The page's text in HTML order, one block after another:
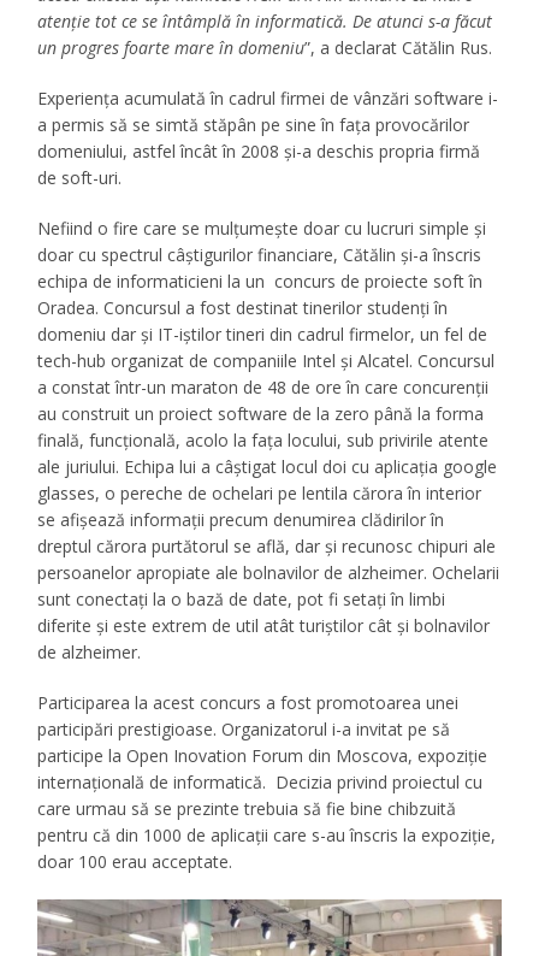
atenţie tot ce se întâmplă în informatică. De atunci s-a făcut
un progres foarte mare în domeniu”, a declarat Cătălin Rus.
Experienţa acumulată în cadrul firmei de vânzări software i-
a permis să se simtă stăpân pe sine în faţa provocărilor
domeniului, astfel încât în 2008 şi-a deschis propria firmă
de soft-uri.
Nefiind o fire care se mulţumeşte doar cu lucruri simple şi
doar cu spectrul câştigurilor financiare, Cătălin şi-a înscris
echipa de informaticieni la un concurs de proiecte soft în
Oradea. Concursul a fost destinat tinerilor studenţi în
domeniu dar şi IT-iştilor tineri din cadrul firmelor, un fel de
tech-hub organizat de companiile Intel şi Alcatel. Concursul
a constat într-un maraton de 48 de ore în care concurenţii
au construit un proiect software de la zero până la forma
finală, funcţională, acolo la faţa locului, sub privirile atente
ale juriului. Echipa lui a câştigat locul doi cu aplicaţia google
glasses, o pereche de ochelari pe lentila cărora în interior
se afişează informaţii precum denumirea clădirilor în
dreptul cărora purtătorul se află, dar și recunosc chipuri ale
persoanelor apropiate ale bolnavilor de alzheimer. Ochelarii
sunt conectați la o bază de date, pot fi setați în limbi
diferite și este extrem de util atât turiștilor cât și bolnavilor
de alzheimer.
Participarea la acest concurs a fost promotoarea unei
participări prestigioase. Organizatorul i-a invitat pe să
participe la Open Inovation Forum din Moscova, expoziţie
internaţională de informatică. Decizia privind proiectul cu
care urmau să se prezinte trebuia să fie bine chibzuită
pentru că din 1000 de aplicaţii care s-au înscris la expoziţie,
doar 100 erau acceptate.